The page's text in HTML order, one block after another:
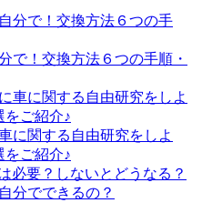
で！交換方法６つの手順・
に関する自由研究をしよ
をご紹介♪